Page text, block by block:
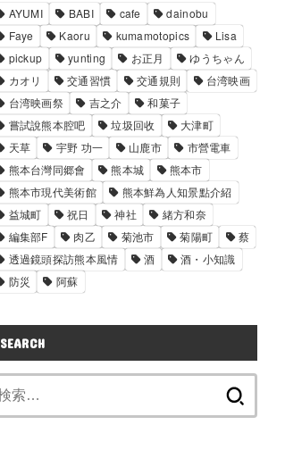
AYUMI BABI cafe
dainobu
Faye
Kaoru kumamotopics
Lisa
pickup
yunting お正月
ゆうちゃん
カオリ
交通習慣 交通規則
台湾映画
台湾映画祭
吉之介
和菓子
嘗試說熊本腔吧
垃圾回收
大津町
天草
宇野 功一 山鹿市
市營電車
熊本台灣同郷會
熊本城
熊本市
熊本市現代美術館
熊本鮮為人知景點介紹
益城町
祝日 神社
緒方和奈
編集部F
肉乙 菊池市 菊陽町
蔡
透過鏡頭探訪熊本風情
酒
酒・小知識
防災
阿蘇
SEARCH